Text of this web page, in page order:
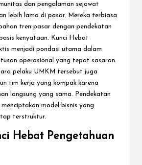
dan pengalaman sejawat
lebih lama di pasar. Mereka terbiasa
tren pasar dengan pendekatan
kenyataan. Kunci Hebat
menjadi pondasi utama dalam
operasional yang tepat sasaran.
pelaku UMKM tersebut juga
tim kerja yang kompak karena
langsung yang sama. Pendekatan
model bisnis yang
terstruktur.
Hebat Pengetahuan